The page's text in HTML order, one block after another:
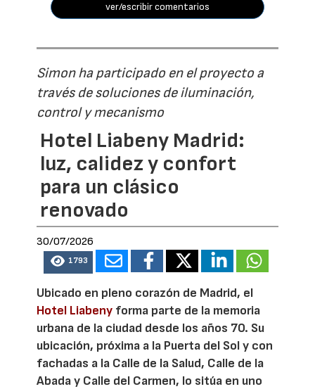
ver/escribir comentarios
Simon ha participado en el proyecto a
través de soluciones de iluminación,
control y mecanismo
Hotel Liabeny Madrid:
luz, calidez y confort
para un clásico
renovado
30/07/2026
1793
Ubicado en pleno corazón de Madrid, el
Hotel Liabeny forma parte de la memoria
urbana de la ciudad desde los años 70. Su
ubicación, próxima a la Puerta del Sol y con
fachadas a la Calle de la Salud, Calle de la
Abada y Calle del Carmen, lo sitúa en uno